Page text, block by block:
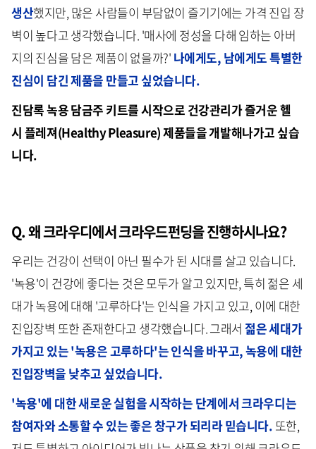
생산했지만, 많은 사람들이 부담없이 즐기기에는 가격 진입 장
벽이 높다고 생각했습니다. '매사에 정성을 다해 임하는 아버
지의 진심을 담은 제품이 없을까?' 나에게도, 남에게도 특별한
진심이 담긴 제품을 만들고 싶었습니다.
진담록녹용담금주 키트를 시작으로 건강관리가 즐거운헬
시 플레져(HealthyPleasure) 제품들을개발해나가고싶습
니다.
Q. 왜 크라우디에서 크라우드펀딩을 진행하시나요?
우리는 건강이 선택이 아닌 필수가 된 시대를 살고 있습니다.
'녹용'이 건강에 좋다는 것은 모두가 알고 있지만, 특히 젊은 세
대가 녹용에 대해 '고루하다'는 인식을 가지고 있고, 이에 대한
진입장벽 또한 존재한다고 생각했습니다. 그래서젊은 세대가
가지고 있는 '녹용은 고루하다'는 인식을 바꾸고, 녹용에 대한
진입장벽을 낮추고 싶었습니다.
'녹용'에 대한 새로운 실험을 시작하는 단계에서 크라우디는
참여자와 소통할 수 있는 좋은 창구가 되리라 믿습니다. 또한,